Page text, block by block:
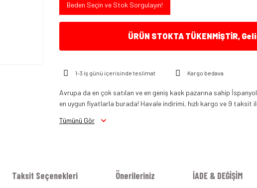
Beden Seçin ve Stok Sorgulayın!
ÜRÜN STOKTA TÜKENMİŞTİR,
1-3 iş günü içerisinde teslimat Kargo bedava
Avrupa da en çok satılan ve en geniş kask pazarına sahip
en uygun fiyatlarla burada! Havale indirimi, hızlı kargo ve 9 taksit
Tümünü Gör
Taksit Seçenekleri Önerileriniz İADE & DEĞİŞİM